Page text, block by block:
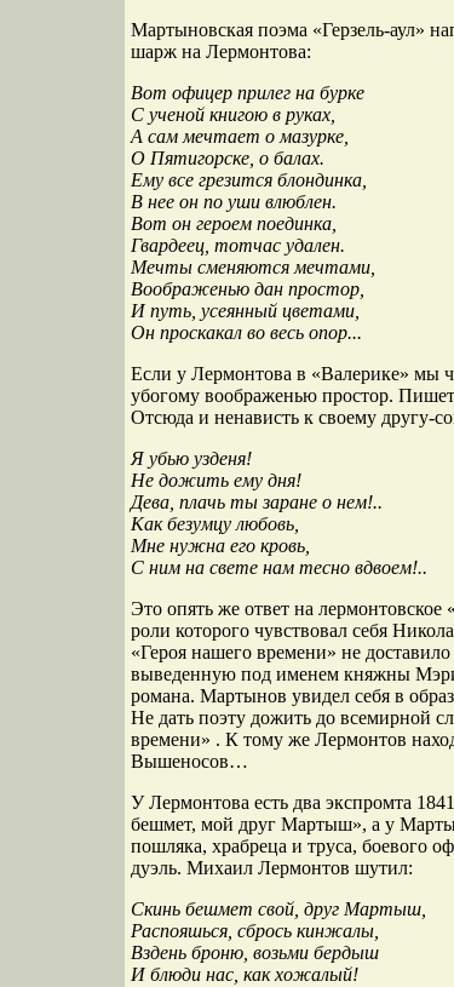
Мартыновская поэма «Герзель-аул»
шарж на Лермонтова:
Вот офицер прилег на бурке
С ученой книгою в руках,
А сам мечтает о мазурке,
О Пятигорске, о балах.
Ему все грезится блондинка,
В нее он по уши влюблен.
Вот он героем поединка,
Гвардеец, тотчас удален.
Мечты сменяются мечтами,
Воображенью дан простор,
И путь, усеянный цветами,
Он проскакал во весь опор...
Если у Лермонтова в «Валерике» мы
убогому воображенью простор.
Отсюда и ненависть к своему другу-
Я убью узденя!
Не дожить ему дня!
Дева, плачь ты заране о нем!..
Как безумцу любовь,
Мне нужна его кровь,
С ним на свете нам тесно вдвоем!..
Это опять же ответ на
роли которого чувствовал себя
«Героя нашего времени» не
выведенную под именем княжны Мэри.
романа. Мартынов увидел себя в
Не дать поэту дожить до всемирной
времени» . К тому же Лермонтов
Вышеносов…
У Лермонтова есть два экспромта
бешмет, мой друг Мартыш», а у
пошляка, храбреца и труса, боевого
дуэль. Михаил Лермонтов шутил:
Скинь бешмет свой, друг Мартыш,
Распояшься, сбрось кинжалы,
Вздень броню, возьми бердыш
И блюди нас, как хожалый!